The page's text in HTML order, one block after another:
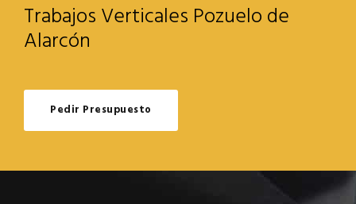
Trabajos Verticales Pozuelo de
Alarcón
Pedir Presupuesto